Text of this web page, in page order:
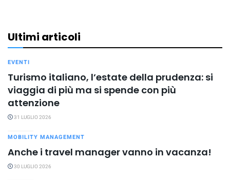
Ultimi articoli
EVENTI
Turismo italiano, l’estate della prudenza: si
viaggia di più ma si spende con più
attenzione
31 LUGLIO 2026
MOBILITY MANAGEMENT
Anche i travel manager vanno in vacanza!
30 LUGLIO 2026